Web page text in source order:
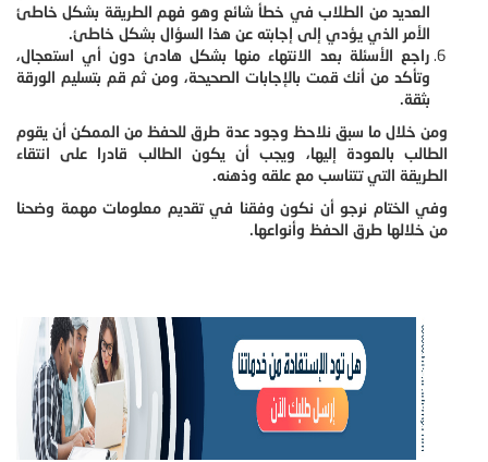
العديد من الطلاب في خطأ شائع وهو فهم الطريقة بشكل خاطئ
الأمر الذي يؤدي إلى إجابته عن هذا السؤال بشكل خاطئ.
راجع الأسئلة بعد الانتهاء منها بشكل هادئ دون أي استعجال،
وتأكد من أنك قمت بالإجابات الصحيحة، ومن ثم قم بتسليم الورقة
بثقة.
ومن خلال ما سبق نلاحظ وجود عدة طرق للحفظ من الممكن أن يقوم
الطالب بالعودة إليها، ويجب أن يكون الطالب قادرا على انتقاء
الطريقة التي تتناسب مع علقه وذهنه.
وفي الختام نرجو أن نكون وفقنا في تقديم معلومات مهمة وضحنا
من خلالها طرق الحفظ وأنواعها.